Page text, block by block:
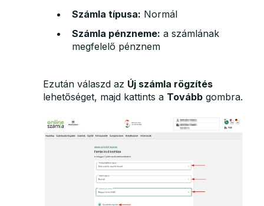
Számla típusa: Normál
Számla pénzneme: a számlának
megfelelő pénznem
Ezután válaszd az Új számla rögzítés
lehetőséget, majd kattints a Tovább gombra.